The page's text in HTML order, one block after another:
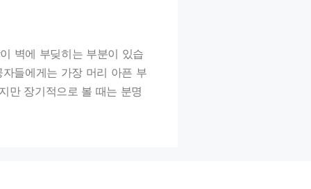
벽에 부딪히는 부분이 있습
들에게는 가장 머리 아픈 부
만 장기적으로 볼 때는 분명